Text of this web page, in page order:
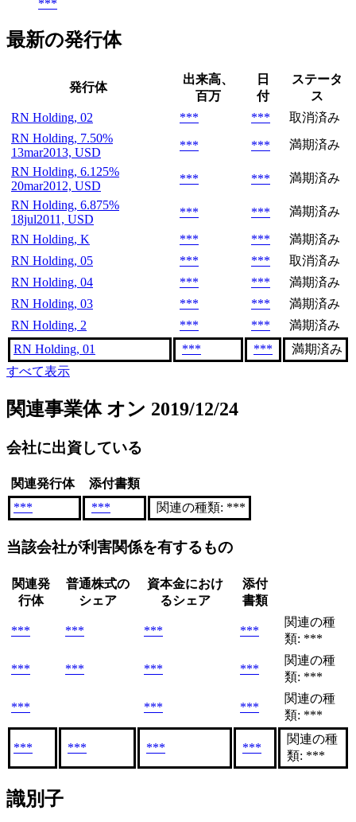
***
最新の発行体
発行体
出来高、
百万
日
付
ステータ
ス
RN Holding, 02
*** ***
取消済み
RN Holding, 7.50%
13mar2013, USD
*** ***
満期済み
RN Holding, 6.125%
20mar2012, USD
*** ***
満期済み
RN Holding, 6.875%
18jul2011, USD
*** *** 満期済み
RN Holding, K *** ***
満期済み
RN Holding, 05
*** ***
取消済み
RN Holding, 04
*** ***
満期済み
RN Holding, 03
*** ***
満期済み
RN Holding, 2
*** ***
満期済み
RN Holding, 01
*** ***
満期済み
すべて表示
関連事業体 オン 2019/12/24
会社に出資している
関連発行体
添付書類
***
*** 関連の種類: ***
当該会社が利害関係を有するもの
関連発
行体
普通株式の
シェア
資本金におけ
るシェア
添付
書類
*** *** *** ***
関連の種
類: ***
*** *** *** ***
関連の種
類: ***
*** *** ***
関連の種
類: ***
*** *** *** ***
関連の種
類: ***
識別子